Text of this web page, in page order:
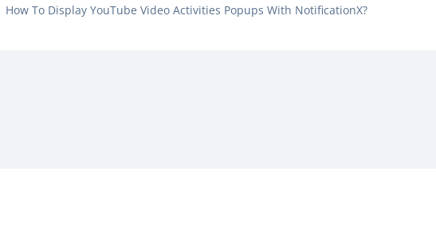
How To Display YouTube Video Activities Popups With NotificationX?